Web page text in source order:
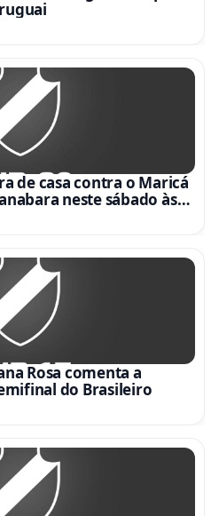
de casa contra o Maricá
neste sábado às
Rosa comenta a
do Brasileiro